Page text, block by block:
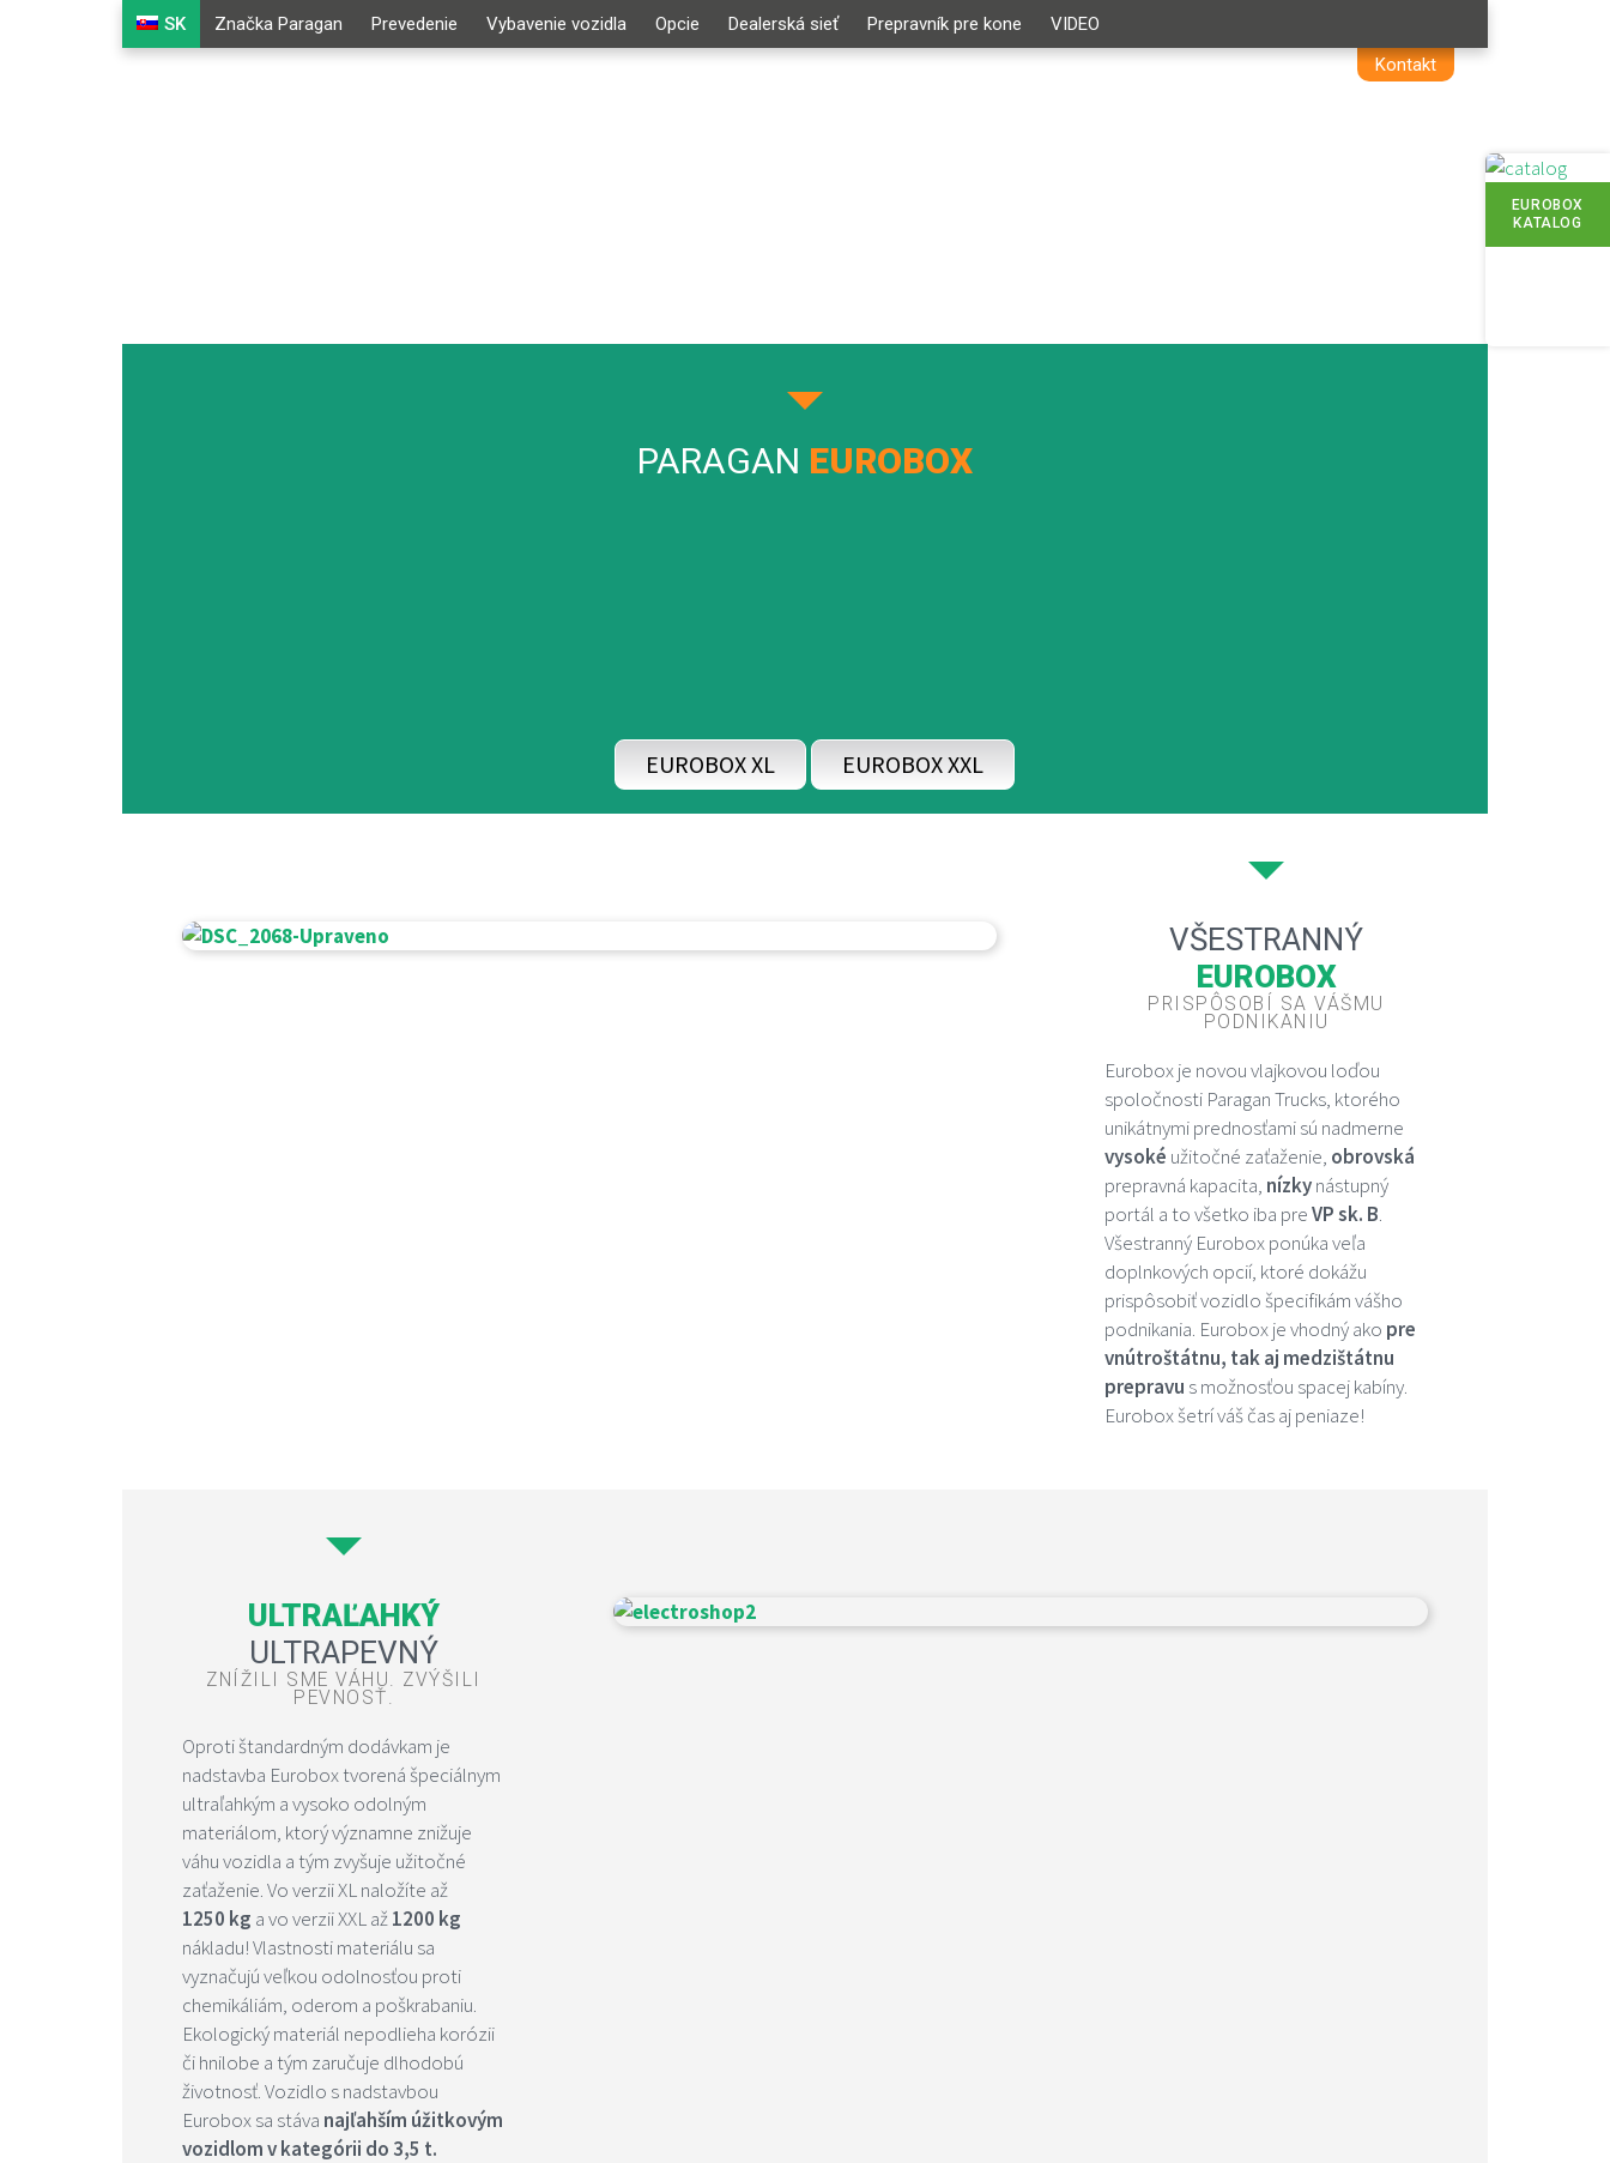
SK Značka Paragan Prevedenie Vybavenie vozidla Opcie Dealerská sieť Prepravník pre kone
VIDEO
Kontakt
PARAGAN EUROBOX
EUROBOX XL EUROBOX XXL
VŠESTRANNÝ
EUROBOX
PRISPÔSOBÍ SA VÁŠMU
PODNIKANIU
Eurobox je novou vlajkovou loďou
spoločnosti Paragan Trucks, ktorého
unikátnymi prednosťami sú nadmerne
vysoké užitočné zaťaženie, obrovská
prepravná kapacita, nízkynástupný
portál a to všetko iba preVP sk. B.
Všestranný Eurobox ponúka veľa
doplnkových opcií, ktoré dokážu
prispôsobiť vozidlo špecifikám vášho
podnikania. Eurobox je vhodný ako pre
vnútroštátnu, tak aj medzištátnu
prepravu s možnosťou spacej kabíny.
Eurobox šetrí váš čas aj peniaze!
ULTRAĽAHKÝ
ULTRAPEVNÝ
ZNÍŽILI SME VÁHU. ZVÝŠILI
PEVNOSŤ.
Oproti štandardným dodávkam je
nadstavba Eurobox tvorená špeciálnym
ultraľahkým a vysoko odolným
materiálom, ktorý významne znižuje
váhu vozidla a tým zvyšuje užitočné
zaťaženie. Vo verzii XL naložíte až
1250 kg a vo verzii XXL až1200 kg
nákladu! Vlastnosti materiálu sa
vyznačujú veľkou odolnosťou proti
chemikáliám, oderom a poškrabaniu.
Ekologický materiál nepodlieha korózii
či hnilobe a tým zaručuje dlhodobú
životnosť. Vozidlo s nadstavbou
Eurobox sa stáva najľahším úžitkovým
vozidlom v kategórii do 3,5 t.
EUROBOX
KATALOG